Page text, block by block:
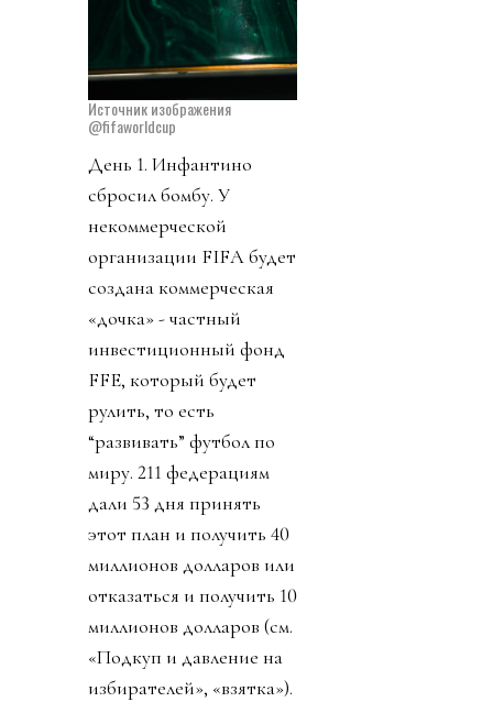
Источник изображения
@fifaworldcup
День 1. Инфантино
сбросил бомбу. У
некоммерческой
организации FIFA будет
создана коммерческая
«дочка» - частный
инвестиционный фонд
FFE, который будет
рулить, то есть
“развивать” футбол по
миру. 211 федерациям
дали 53 дня принять
этот план и получить 40
миллионов долларов или
отказаться и получить 10
миллионов долларов (см.
«Подкуп и давление на
избирателей», «взятка»).